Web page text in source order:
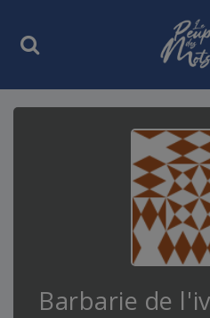
Barbarie de